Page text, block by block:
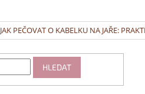
JAK PEČOVAT O KABELKU NA JAŘE:
HLEDAT